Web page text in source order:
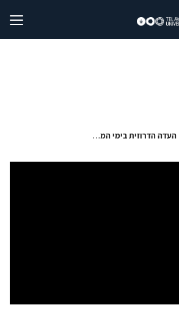
העדה הדרוזית בימי המלחמה: על שוויון, שותפות וזהות